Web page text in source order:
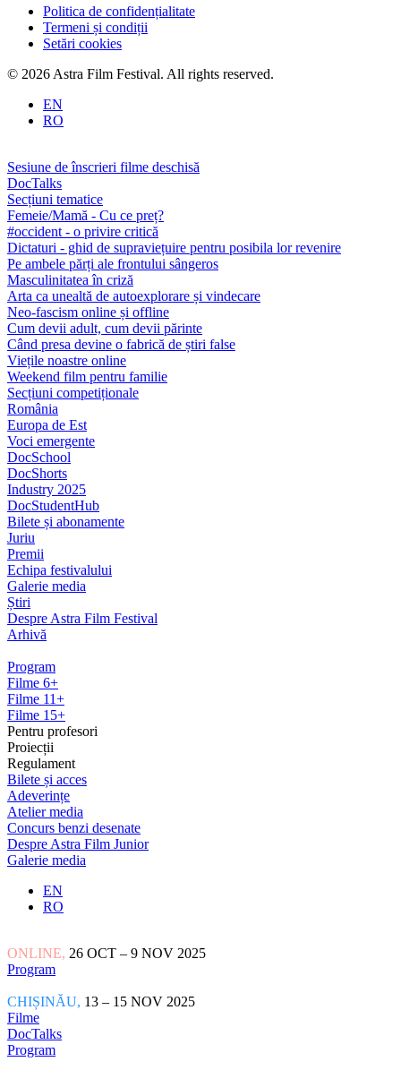
Politica de confidențialitate
Termeni și condiții
Setări cookies
© 2026 Astra Film Festival. All rights reserved.
EN
RO
Sesiune de înscrieri filme deschisă
DocTalks
Secțiuni tematice
Femeie/Mamă - Cu ce preț?
#occident - o privire critică
Dictaturi - ghid de supraviețuire pentru posibila lor revenire
Pe ambele părți ale frontului sângeros
Masculinitatea în criză
Arta ca unealtă de autoexplorare și vindecare
Neo-fascism online și offline
Cum devii adult, cum devii părinte
Când presa devine o fabrică de știri false
Viețile noastre online
Weekend film pentru familie
Secțiuni competiționale
România
Europa de Est
Voci emergente
DocSchool
DocShorts
Industry 2025
DocStudentHub
Bilete și abonamente
Juriu
Premii
Echipa festivalului
Galerie media
Știri
Despre Astra Film Festival
Arhivă
Program
Filme 6+
Filme 11+
Filme 15+
Pentru profesori
Proiecții
Regulament
Bilete și acces
Adeverințe
Atelier media
Concurs benzi desenate
Despre Astra Film Junior
Galerie media
EN
RO
ONLINE, 26 OCT – 9 NOV 2025
Program
CHIȘINĂU, 13 – 15 NOV 2025
Filme
DocTalks
Program